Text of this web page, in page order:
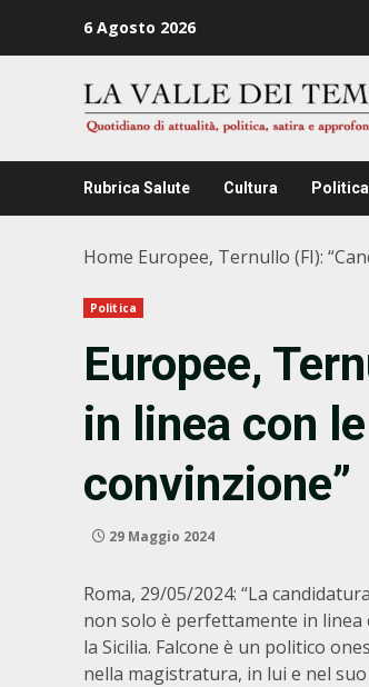
6 Agosto 2026
Rubrica Salute Cultura Politica
Home Europee, Ternullo (FI):
Politica
Europee,
in linea con
convinzione”
29 Maggio 2024
Roma, 29/05/2024: “La
non solo è perfettamente in
la Sicilia. Falcone è un politico
nella magistratura, in lui e nel